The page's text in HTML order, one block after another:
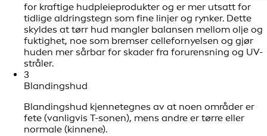
for kraftige hudpleieprodukter og er mer utsatt for
tidlige aldringstegn som fine linjer og rynker. Dette
skyldes at tørr hud mangler balansen mellom olje og
fuktighet, noe som bremser cellefornyelsen og gjør
huden mer sårbar for skader fra forurensning og UV-
stråler.
3
Blandingshud
Blandingshud kjennetegnes av at noen områder er
fete (vanligvis T-sonen), mens andre er tørre eller
normale (kinnene).